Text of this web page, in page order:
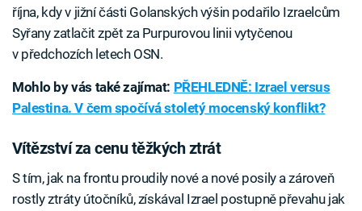
října, kdy v jižní části Golanských výšin podařilo Izraelcům
Syřany zatlačit zpět za Purpurovou linii vytyčenou
v předchozích letech OSN.
Mohlo by vás také zajímat: PŘEHLEDNĚ: Izrael versus
Palestina. V čem spočívá stoletý mocenský konflikt?
Vítězství za cenu těžkých ztrát
S tím, jak na frontu proudily nové a nové posily a zároveň
rostly ztráty útočníků, získával Izrael postupně převahu jak